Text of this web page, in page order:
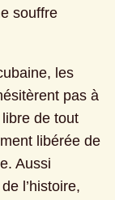
souffre
les
pas à
de tout
libérée de
Aussi
l’histoire,